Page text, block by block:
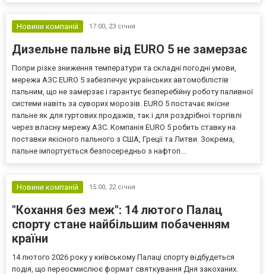
Новини компаній 17:00, 23 січня
Дизельне пальне від EURO 5 не замерзає
Попри різке зниження температури та складні погодні умови,
мережа АЗС EURO 5 забезпечує українських автомобілістів
пальним, що не замерзає і гарантує безперебійну роботу паливної
системи навіть за суворих морозів. EURO 5 постачає якісне
пальне як для гуртових продажів, так і для роздрібної торгівлі
через власну мережу АЗС. Компанія EURO 5 робить ставку на
поставки якісного пального з США, Греції та Литви. Зокрема,
пальне імпортується безпосередньо з нафтоп...
Новини компаній 15:00, 22 січня
"Кохання без меж": 14 лютого Палац
спорту стане найбільшим побаченням
країни
14 лютого 2026 року у київському Палаці спорту відбудеться
подія, що переосмислює формат святкування Дня закоханих.